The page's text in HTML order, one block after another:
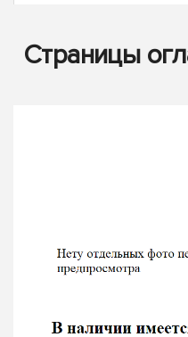
Страницы